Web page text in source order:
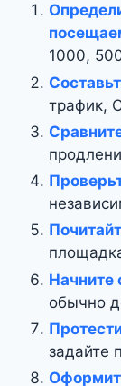
1000,
трафик,
Начните
обычно
задайте